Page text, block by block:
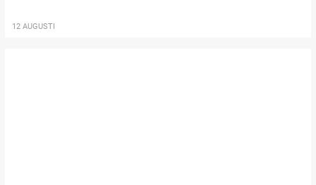
12 AUGUSTI